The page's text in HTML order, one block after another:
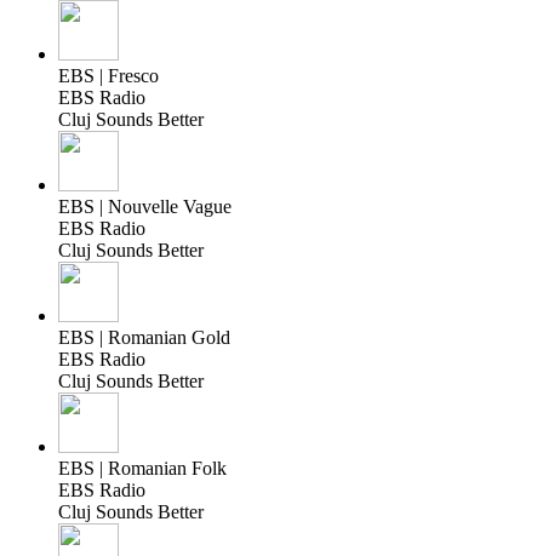
EBS | Fresco
EBS Radio
Cluj Sounds Better
EBS | Nouvelle Vague
EBS Radio
Cluj Sounds Better
EBS | Romanian Gold
EBS Radio
Cluj Sounds Better
EBS | Romanian Folk
EBS Radio
Cluj Sounds Better